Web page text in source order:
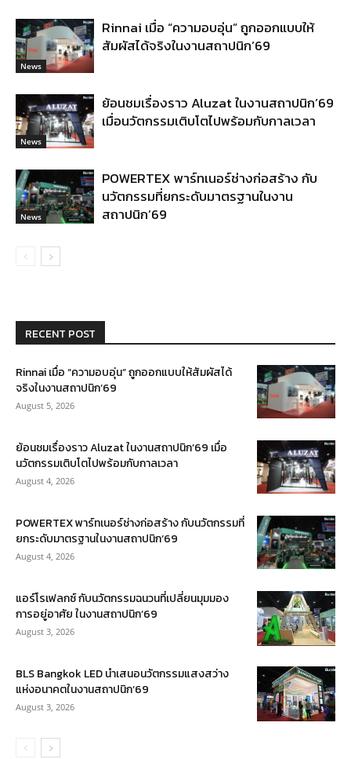
News
Rinnai เมื่อ “ความอบอุ่น” ถูกออกแบบให้
สัมผัสได้จริงในงานสถาปนิก’69
News
ย้อนชมเรื่องราว Aluzat ในงานสถาปนิก’69
เมื่อนวัตกรรมเติบโตไปพร้อมกับกาลเวลา
News
POWERTEX พาร์ทเนอร์ช่างก่อสร้าง กับ
นวัตกรรมที่ยกระดับมาตรฐานในงาน
สถาปนิก’69
RECENT POST
Rinnai เมื่อ “ความอบอุ่น” ถูกออกแบบให้สัมผัสได้
จริงในงานสถาปนิก’69
August 5, 2026
ย้อนชมเรื่องราว Aluzat ในงานสถาปนิก’69 เมื่อ
นวัตกรรมเติบโตไปพร้อมกับกาลเวลา
August 4, 2026
POWERTEX พาร์ทเนอร์ช่างก่อสร้าง กับนวัตกรรมที่
ยกระดับมาตรฐานในงานสถาปนิก’69
August 4, 2026
แอร์โรเฟลกซ์ กับนวัตกรรมฉนวนที่เปลี่ยนมุมมอง
การอยู่อาศัย ในงานสถาปนิก’69
August 3, 2026
BLS Bangkok LED นำเสนอนวัตกรรมแสงสว่าง
แห่งอนาคตในงานสถาปนิก’69
August 3, 2026